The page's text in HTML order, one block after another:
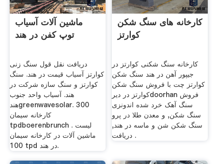
ماشین آلات آسیاب
توپ کفن در هند
دریافت نقل قول سنگ زنی
کوارتز آسیاب قیمت در هند. سنگ
کوارتز و سنگ سازه شرکت در
هند. آسیاب واحد جنوب
هندgreenwavesolar. 300
کارخانه سیمان
tpdboerenbrunch . لیست
ماشین آلات در کارخانه سیمان
100 tpd در هند.
کارخانه های سنگ شکن
کوارتز
کارخانه سنگ شکنی کوارتز در
جیپور آهن در هند سنگ شکن
کوارتز چت با فروش سنگ شکن
کوارتز در دیرdoorhan فروش
سنگ آهک خرد شده اندونزی
سنگ شکن, و معدن طلا در پرو
سنگ شکن شن و ماسه در هند,
دریافت .